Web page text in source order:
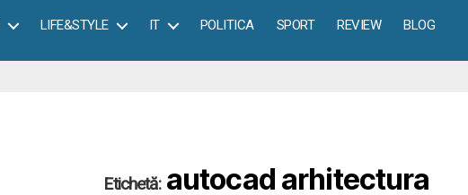
LIFE&STYLE IT POLITICA SPORT REVIEW BLOG
Etichetă: autocad arhitectura